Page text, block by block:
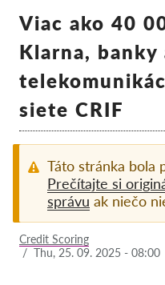
Viac ako 40
Klarna, banky
siete CRIF
Táto stránka bola
Prečítajte si
správu ak niečo
Credit Scoring
/ Thu, 25. 09. 2025 - 08:00